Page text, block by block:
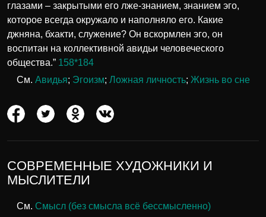
глазами – закрытыми его лже-знанием, знанием эго,
которое всегда окружало и наполняло его. Какие
джняна, бхакти, служение? Он вскормлен эго, он
воспитан на коллективной авидьи человеческого
общества.” 158*184
См. Авидья; Эгоизм; Ложная личность; Жизнь во сне
СОВРЕМЕННЫЕ ХУДОЖНИКИ И
МЫСЛИТЕЛИ
См. Смысл (без смысла всё бессмысленно)